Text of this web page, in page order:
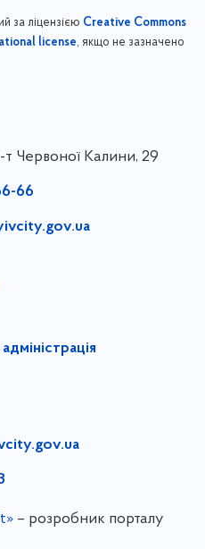
за ліцензією Creative Commons
license, якщо не зазначено
т Червоної Калини, 29
66
– розробник порталу